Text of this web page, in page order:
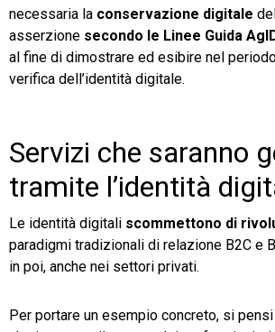
necessaria la conservazione digitale
asserzione secondo le Linee Guida
al fine di dimostrare ed esibire nel
verifica dell’identità digitale.
Servizi che saranno
tramite l’identità
Le identità digitali scommettono di
paradigmi tradizionali di relazione B2C e
in poi, anche nei settori privati.
Per portare un esempio concreto, si